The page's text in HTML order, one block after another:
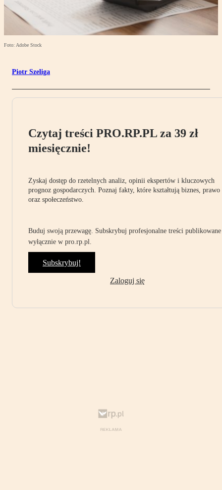
Foto: Adobe Stock
Piotr Szeliga
Czytaj treści PRO.RP.PL za 39 zł
miesięcznie!
Zyskaj dostęp do rzetelnych analiz, opinii ekspertów i kluczowych
prognoz gospodarczych. Poznaj fakty, które kształtują biznes, prawo
oraz społeczeństwo.
Buduj swoją przewagę. Subskrybuj profesjonalne treści publikowane
wyłącznie w pro.rp.pl.
Subskrybuj!
Zaloguj się